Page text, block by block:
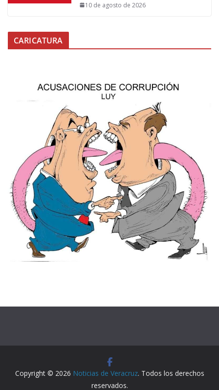
10 de agosto de 2026
CARICATURA
Copyright © 2026 Noticias de Veracruz. Todos los derechos
reservados.